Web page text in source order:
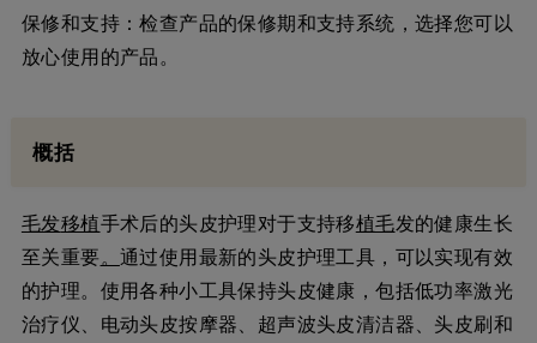
保修和支持：检查产品的保修期和支持系统，选择您可以
放心使用的产品。
概括
毛发移植手术后的头皮护理对于支持移植毛发的健康生长
至关重要。 通过使用最新的头皮护理工具，可以实现有效
的护理。使用各种小工具保持头皮健康，包括低功率激光
治疗仪、电动头皮按摩器、超声波头皮清洁器、头皮刷和